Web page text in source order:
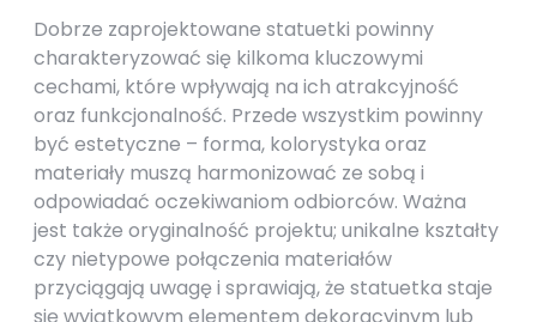
Dobrze zaprojektowane statuetki powinny
charakteryzować się kilkoma kluczowymi
cechami, które wpływają na ich atrakcyjność
oraz funkcjonalność. Przede wszystkim powinny
być estetyczne – forma, kolorystyka oraz
materiały muszą harmonizować ze sobą i
odpowiadać oczekiwaniom odbiorców. Ważna
jest także oryginalność projektu; unikalne kształty
czy nietypowe połączenia materiałów
przyciągają uwagę i sprawiają, że statuetka staje